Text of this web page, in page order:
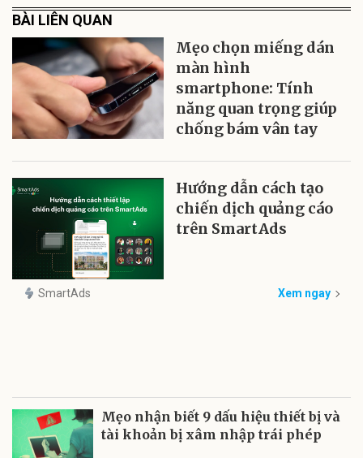
BÀI LIÊN QUAN
Mẹo chọn miếng dán
màn hình
smartphone: Tính
năng quan trọng giúp
chống bám vân tay
Hướng dẫn cách tạo
chiến dịch quảng cáo
trên SmartAds
SmartAds Xem ngay
Mẹo nhận biết 9 dấu hiệu thiết bị và
tài khoản bị xâm nhập trái phép